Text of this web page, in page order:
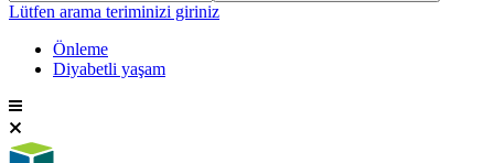
Lütfen arama teriminizi giriniz
Önleme
Diyabetli yaşam